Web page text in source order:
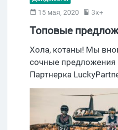
15 мая, 2020 3к+
Топовые
партнерок
Хола, котаны! Мы
сочные предложения
Партнерка
арбитражный
фондом 30 000$,
продолжает серию
вечеринок,